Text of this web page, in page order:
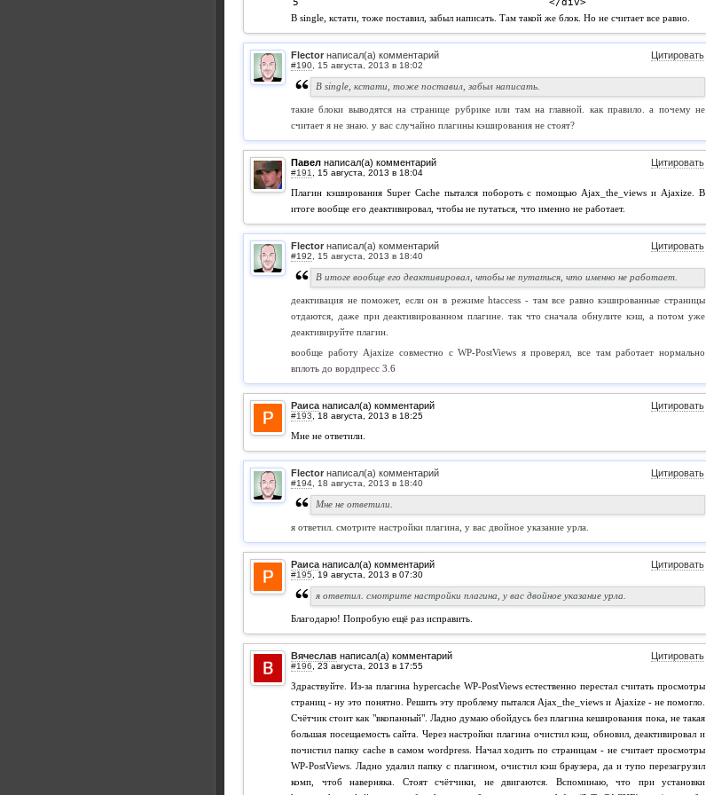
В single, кстати, тоже поставил, забыл написать. Там такой же блок. Но не считает все равно.
Flector написал(а) комментарий Цитировать
#190
В single, кстати, тоже поставил, забыл написать.
такие блоки выводятся на странице рубрике или там на главной. как правило. а почему не
считает я не знаю. у вас случайно плагины кэширования не стоят?
Павел написал(а) комментарий Цитировать
#191
Плагин кэширования Super Cache пытался побороть c помощью Ajax_the_views и Ajaxize. В
итоге вообще его деактивировал, чтобы не путаться, что именно не работает.
Flector написал(а) комментарий Цитировать
#192
В итоге вообще его деактивировал, чтобы не путаться, что именно не работает.
деактивация не поможет, если он в режиме htaccess - там все равно кэшированные страницы
отдаются, даже при деактивированном плагине. так что сначала обнулите кэш, а потом уже
деактивируйте плагин.
вообще работу Ajaxize совместно с WP-PostViews я проверял, все там работает нормально
вплоть до вордпресс 3.6
Раиса написал(а) комментарий Цитировать
#193
Мне не ответили.
Flector написал(а) комментарий Цитировать
#194
Мне не ответили.
я ответил. смотрите настройки плагина, у вас двойное указание урла.
Раиса написал(а) комментарий Цитировать
#195
я ответил. смотрите настройки плагина, у вас двойное указание урла.
Благодарю! Попробую ещё раз исправить.
Вячеслав написал(а) комментарий Цитировать
#196
Здраствуйте. Из-за плагина hypercache WP-PostViews естественно перестал считать просмотры
страниц - ну это понятно. Решить эту проблему пытался Ajax_the_views и Ajaxize - не помогло.
Счётчик стоит как "вкопанный". Ладно думаю обойдусь без плагина кеширования пока, не такая
большая посещаемость сайта. Через настройки плагина очистил кэш, обновил, деактивировал и
почистил папку cache в самом wordpress. Начал ходить по страницам - не считает просмотры
WP-PostViews. Ладно удалил папку с плагином, очистил кэш браузера, да и тупо перезагрузил
комп, чтоб наверняка. Стоят счётчики, не двигаются. Вспоминаю, что при установки